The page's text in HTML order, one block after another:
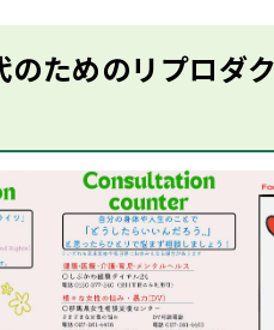
ためのリプロダ